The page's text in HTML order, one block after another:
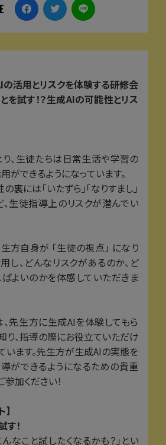
活用とリスクを体験する研修会
を試す！？生成AIの可能性とリス
、生徒たちは日常生活や学習の
ができるようになっています。
裏には「いたずら」「なりすまし」
、生徒指導上のリスクが潜んでい
方自身が 「生徒の視点」 になり
し、どんなリスクがあるのか、ど
よいのかを体感していただきま
先生方に生成AIを体験してもら
り、指導の際にお役立ていただけ
います。先生方が生成AIの実態を
ができるようになるための貴重
加ください！
す！
んなこと試したくなるかも？」とい